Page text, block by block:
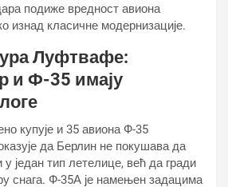
подиже вредност авиона
изнад класичне модернизације.
Луфтвафе:
и Ф-35 имају
купује и 35 авиона Ф-35
да Берлин не покушава да
један тип летелице, већ да гради
снага. Ф-35А је намењен задацима